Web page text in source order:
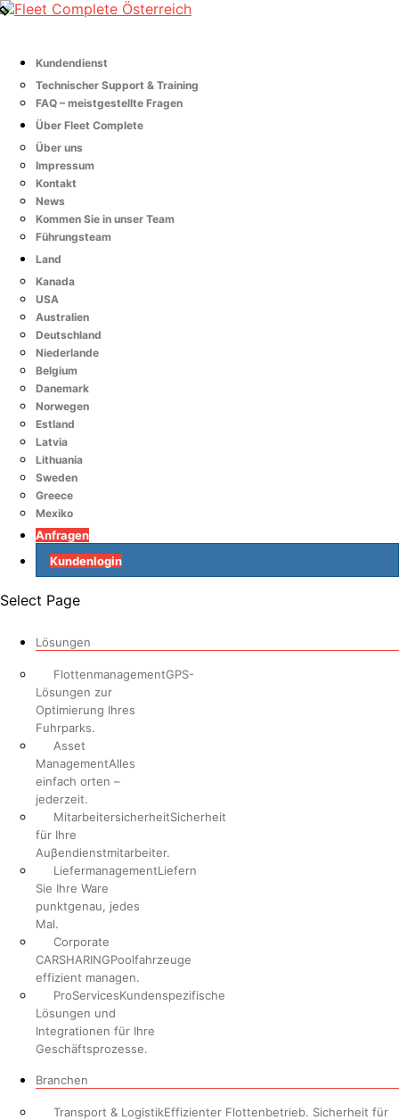
Kundendienst
Technischer Support & Training
FAQ – meistgestellte Fragen
Über Fleet Complete
Über uns
Impressum
Kontakt
News
Kommen Sie in unser Team
Führungsteam
Land
Kanada
USA
Australien
Deutschland
Niederlande
Belgium
Danemark
Norwegen
Estland
Latvia
Lithuania
Sweden
Greece
Mexiko
Anfragen
Kundenlogin
Select Page
Lösungen
FlottenmanagementGPS-
Lösungen zur
Optimierung Ihres
Fuhrparks.
Asset
ManagementAlles
einfach orten –
jederzeit.
MitarbeitersicherheitSicherheit
für Ihre
Auβendienstmitarbeiter.
LiefermanagementLiefern
Sie Ihre Ware
punktgenau, jedes
Mal.
Corporate
CARSHARINGPoolfahrzeuge
effizient managen.
ProServicesKundenspezifische
Lösungen und
Integrationen für Ihre
Geschäftsprozesse.
Branchen
Transport & LogistikEffizienter Flottenbetrieb. Sicherheit für